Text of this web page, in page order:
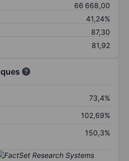
66 668,00
41,24%
87,30
81,92
73,4%
102,69%
150,3%